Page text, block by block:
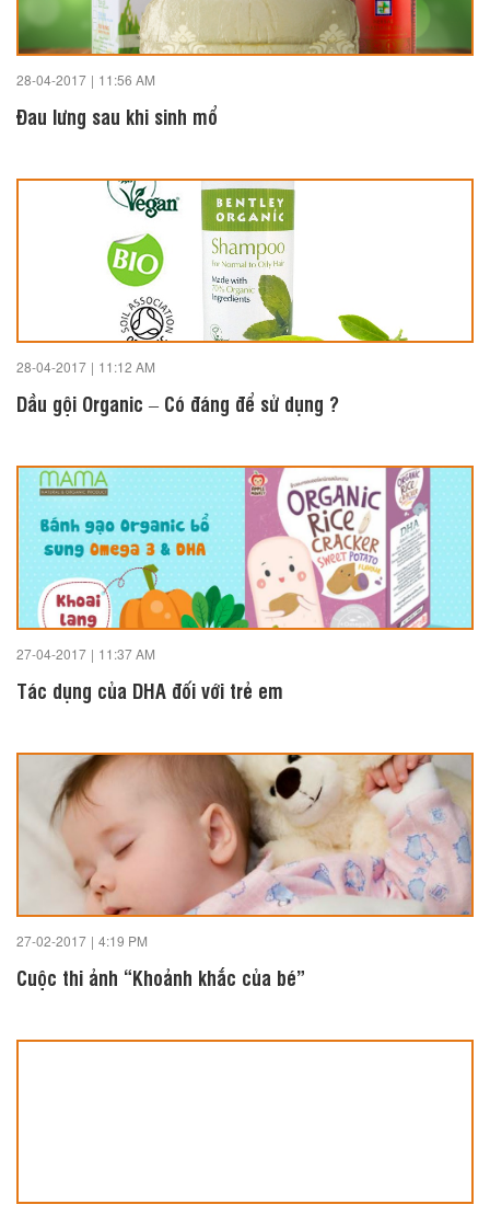
28-04-2017 | 11:56 AM
Đau lưng sau khi sinh mổ
28-04-2017 | 11:12 AM
Dầu gội Organic – Có đáng để sử dụng ?
27-04-2017 | 11:37 AM
Tác dụng của DHA đối với trẻ em
27-02-2017 | 4:19 PM
Cuộc thi ảnh “Khoảnh khắc của bé”